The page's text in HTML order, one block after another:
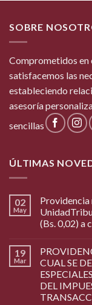
SOBRE
Comprometidos en
satisfacemos las
estableciendo
asesoría
sencillas
ÚLTIMAS
02
May
Providencia
(Bs. 0,02) a
19
Mar
CUAL SE
DEL